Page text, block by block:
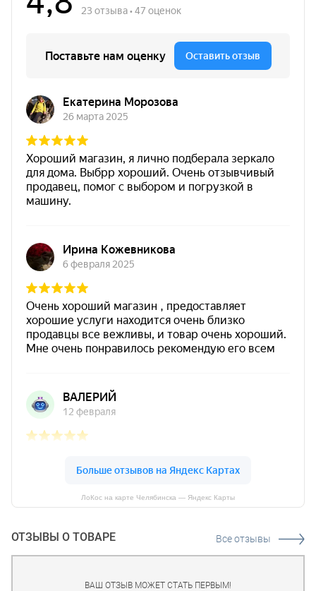
ЛоКос на карте Челябинска — Яндекс Карты
ОТЗЫВЫ О ТОВАРЕ Все отзывы
ВАШ ОТЗЫВ МОЖЕТ СТАТЬ ПЕРВЫМ!